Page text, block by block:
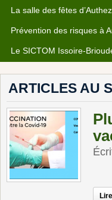
La salle des fêtes
Prévention des risques à
Le SICTOM Issoire-
ARTICLES AU